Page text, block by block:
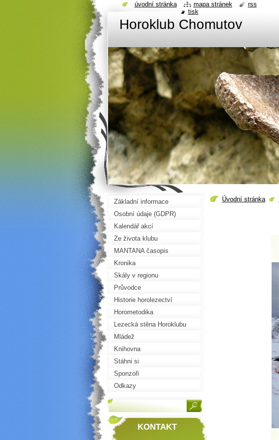
Horoklub Chomutov
Úvodní stránka
Základní informace
Osobní údaje (GDPR)
Kalendář akcí
Ze života klubu
MANTANA časopis
Kronika
Skály v regionu
Průvodce
Historie horolezectví
Horometodika
Lezecká stěna Horoklubu
Mládež
Knihovna
Stáhni si
Sponzoři
Odkazy
KONTAKT
úvodní stránka mapa stránek
rss
tisk